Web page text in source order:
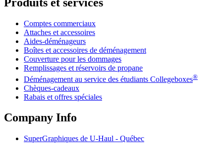
Produits et services
Comptes commerciaux
Attaches et accessoires
Aides-déménageurs
Boîtes et accessoires de déménagement
Couverture pour les dommages
Remplissages et réservoirs de propane
Déménagement au service des étudiants Collegeboxes®
Chèques-cadeaux
Rabais et offres spéciales
Company Info
SuperGraphiques de U-Haul - Québec